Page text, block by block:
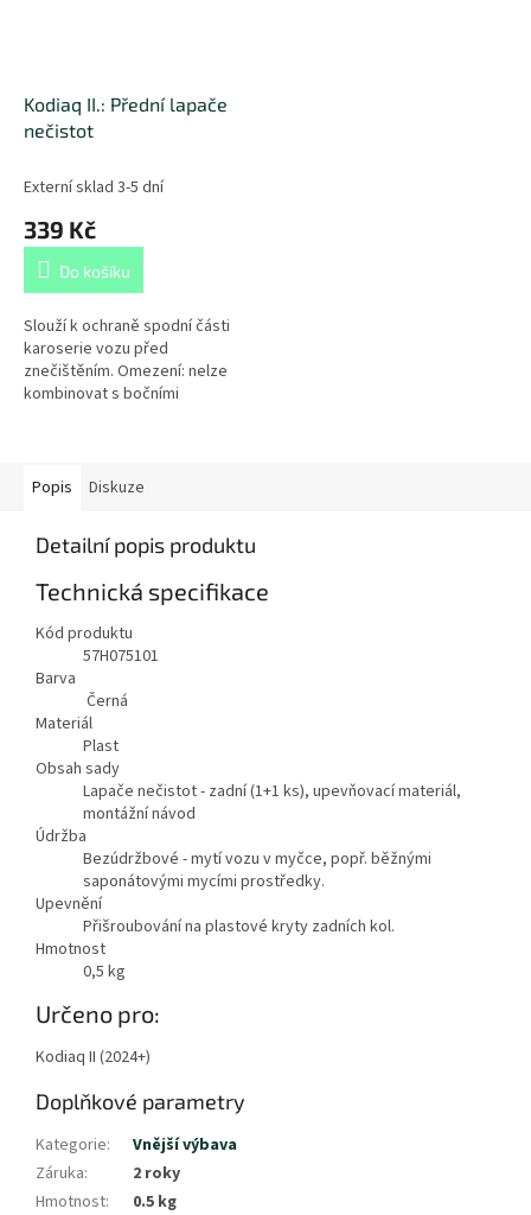
Kodiaq II.: Přední lapače
nečistot
Externí sklad 3-5 dní
339 Kč
Do košíku
Slouží k ochraně spodní části
karoserie vozu před
znečištěním. Omezení: nelze
kombinovat s bočními
Popis Diskuze
Detailní popis produktu
Technická specifikace
Kód produktu
57H075101
Barva
Černá
Materiál
Plast
Obsah sady
Lapače nečistot - zadní (1+1 ks), upevňovací materiál,
montážní návod
Údržba
Bezúdržbové - mytí vozu v myčce, popř. běžnými
saponátovými mycími prostředky.
Upevnění
Přišroubování na plastové kryty zadních kol.
Hmotnost
0,5 kg
Určeno pro:
Kodiaq II (2024+)
Doplňkové parametry
Kategorie:
Vnější výbava
Záruka:
2 roky
Hmotnost:
0.5 kg